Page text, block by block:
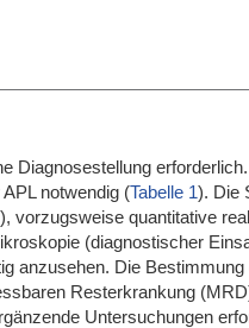
Diagnosestellung
notwendig (Tabelle 1). Die
vorzugsweise quantitative
(diagnostischer
anzusehen. Die Bestimmung
Resterkrankung
Untersuchungen